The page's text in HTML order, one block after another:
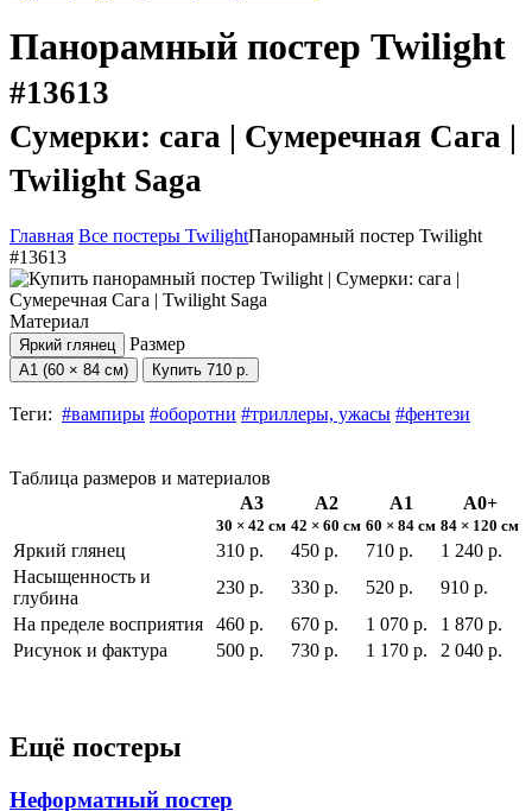
Панорамный постер Twilight
#13613
Сумерки: сага | Сумеречная Сага |
Twilight Saga
Главная Все постеры TwilightПанорамный постер Twilight
#13613
Материал
Яркий глянец Размер
А1 (60 × 84 см) Купить 710 р.
Теги: #вампиры #оборотни #триллеры, ужасы #фентези
Таблица размеров и материалов
А3
30 × 42 см
А2
42 × 60 см
А1
60 × 84 см
А0+
84 × 120 см
Яркий глянец 310 р. 450 р. 710 р.
1 240 р.
Насыщенность и
глубина
230 р. 330 р. 520 р.
910 р.
На пределе восприятия
460 р. 670 р. 1 070 р.
1 870 р.
Рисунок и фактура
500 р. 730 р. 1 170 р. 2 040 р.
Ещё постеры
Неформатный постер